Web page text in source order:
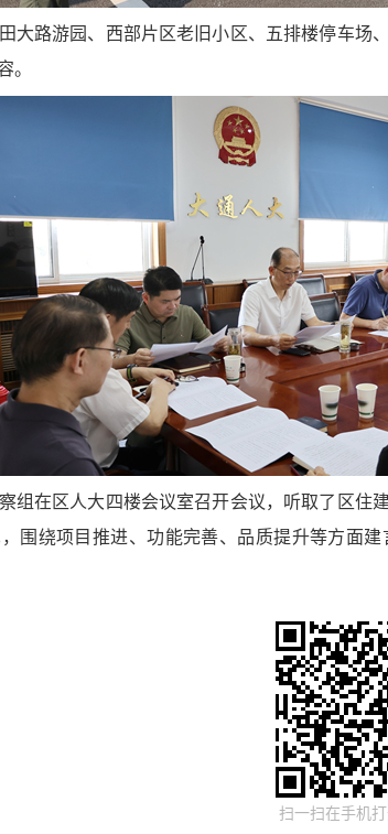
大路游园、西部片区老旧小区、五排楼停车
。
组在区人大四楼会议室召开会议，听取了区
围绕项目推进、功能完善、品质提升等方面
扫一扫在手机